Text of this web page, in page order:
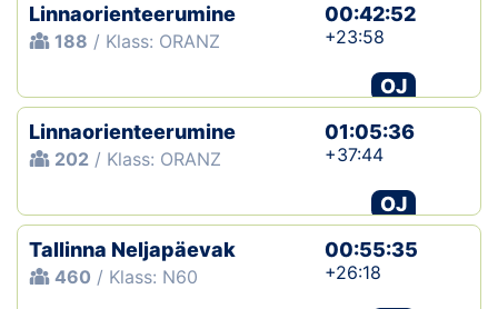
Linnaorienteerumine
188 / Klass: ORANZ
00:42:52
+23:58
OJ
Linnaorienteerumine
202 / Klass: ORANZ
01:05:36
+37:44
OJ
Tallinna Neljapäevak
460 / Klass: N60
00:55:35
+26:18